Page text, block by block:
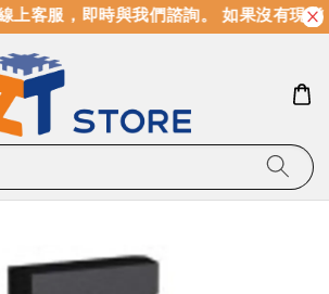
客服，即時與我們諮詢。 如果沒有現貨